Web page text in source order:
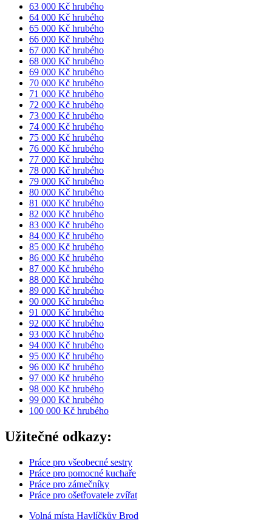
63 000 Kč hrubého
64 000 Kč hrubého
65 000 Kč hrubého
66 000 Kč hrubého
67 000 Kč hrubého
68 000 Kč hrubého
69 000 Kč hrubého
70 000 Kč hrubého
71 000 Kč hrubého
72 000 Kč hrubého
73 000 Kč hrubého
74 000 Kč hrubého
75 000 Kč hrubého
76 000 Kč hrubého
77 000 Kč hrubého
78 000 Kč hrubého
79 000 Kč hrubého
80 000 Kč hrubého
81 000 Kč hrubého
82 000 Kč hrubého
83 000 Kč hrubého
84 000 Kč hrubého
85 000 Kč hrubého
86 000 Kč hrubého
87 000 Kč hrubého
88 000 Kč hrubého
89 000 Kč hrubého
90 000 Kč hrubého
91 000 Kč hrubého
92 000 Kč hrubého
93 000 Kč hrubého
94 000 Kč hrubého
95 000 Kč hrubého
96 000 Kč hrubého
97 000 Kč hrubého
98 000 Kč hrubého
99 000 Kč hrubého
100 000 Kč hrubého
Užitečné odkazy:
Práce pro všeobecné sestry
Práce pro pomocné kuchaře
Práce pro zámečníky
Práce pro ošetřovatele zvířat
Volná místa Havlíčkův Brod